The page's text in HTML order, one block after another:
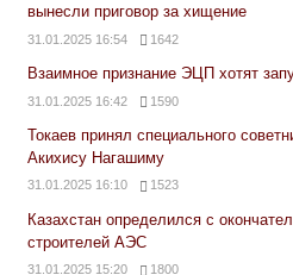
вынесли приговор за хищение
31.01.2025 16:54 1642
Взаимное признание ЭЦП хотят
31.01.2025 16:42 1590
Токаев принял специального
Акихису Нагашиму
31.01.2025 16:10 1523
Казахстан определился с
строителей АЭС
31.01.2025 15:20 1800